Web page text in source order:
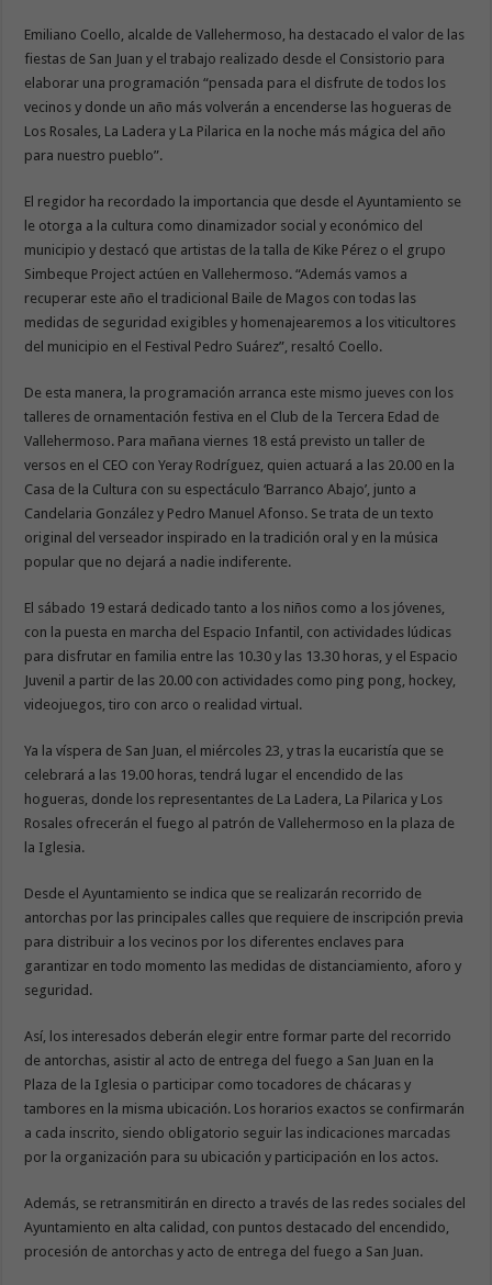
Emiliano Coello, alcalde de Vallehermoso, ha destacado el valor de las
fiestas de San Juan y el trabajo realizado desde el Consistorio para
elaborar una programación “pensada para el disfrute de todos los
vecinos y donde un año más volverán a encenderse las hogueras de
Los Rosales, La Ladera y La Pilarica en la noche más mágica del año
para nuestro pueblo”.
El regidor ha recordado la importancia que desde el Ayuntamiento se
le otorga a la cultura como dinamizador social y económico del
municipio y destacó que artistas de la talla de Kike Pérez o el grupo
Simbeque Project actúen en Vallehermoso. “Además vamos a
recuperar este año el tradicional Baile de Magos con todas las
medidas de seguridad exigibles y homenajearemos a los viticultores
del municipio en el Festival Pedro Suárez”, resaltó Coello.
De esta manera, la programación arranca este mismo jueves con los
talleres de ornamentación festiva en el Club de la Tercera Edad de
Vallehermoso. Para mañana viernes 18 está previsto un taller de
versos en el CEO con Yeray Rodríguez, quien actuará a las 20.00 en la
Casa de la Cultura con su espectáculo ‘Barranco Abajo’, junto a
Candelaria González y Pedro Manuel Afonso. Se trata de un texto
original del verseador inspirado en la tradición oral y en la música
popular que no dejará a nadie indiferente.
El sábado 19 estará dedicado tanto a los niños como a los jóvenes,
con la puesta en marcha del Espacio Infantil, con actividades lúdicas
para disfrutar en familia entre las 10.30 y las 13.30 horas, y el Espacio
Juvenil a partir de las 20.00 con actividades como ping pong, hockey,
videojuegos, tiro con arco o realidad virtual.
Ya la víspera de San Juan, el miércoles 23, y tras la eucaristía que se
celebrará a las 19.00 horas, tendrá lugar el encendido de las
hogueras, donde los representantes de La Ladera, La Pilarica y Los
Rosales ofrecerán el fuego al patrón de Vallehermoso en la plaza de
la Iglesia.
Desde el Ayuntamiento se indica que se realizarán recorrido de
antorchas por las principales calles que requiere de inscripción previa
para distribuir a los vecinos por los diferentes enclaves para
garantizar en todo momento las medidas de distanciamiento, aforo y
seguridad.
Así, los interesados deberán elegir entre formar parte del recorrido
de antorchas, asistir al acto de entrega del fuego a San Juan en la
Plaza de la Iglesia o participar como tocadores de chácaras y
tambores en la misma ubicación. Los horarios exactos se confirmarán
a cada inscrito, siendo obligatorio seguir las indicaciones marcadas
por la organización para su ubicación y participación en los actos.
Además, se retransmitirán en directo a través de las redes sociales del
Ayuntamiento en alta calidad, con puntos destacado del encendido,
procesión de antorchas y acto de entrega del fuego a San Juan.